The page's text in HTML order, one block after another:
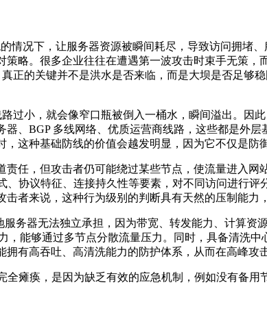
况下，让服务器资源被瞬间耗尽，导致访问拥堵
略。很多企业往往在遭遇第一波攻击时束手无策，
正的关键并不是洪水是否来临，而是大坝是否足够
小，就会像窄口瓶被倒入一桶水，瞬间溢出。因
、BGP 多线网络、优质运营商线路，这些都是外
这种基础防线的价值会越发明显，因为它不仅是防
责任，但攻击者仍可能绕过某些节点，使流量进入
协议特征、连接持久性等要素，对不同访问进行
者来说，这种行为级别的判断具有天然的压制能力
服务器无法独立承担，因为带宽、转发能力、计算资
能够通过多节点分散流量压力。同时，具备清洗
有高吞吐、高清洗能力的防护体系，从而在高峰攻
痪，是因为缺乏有效的应急机制，例如没有备用